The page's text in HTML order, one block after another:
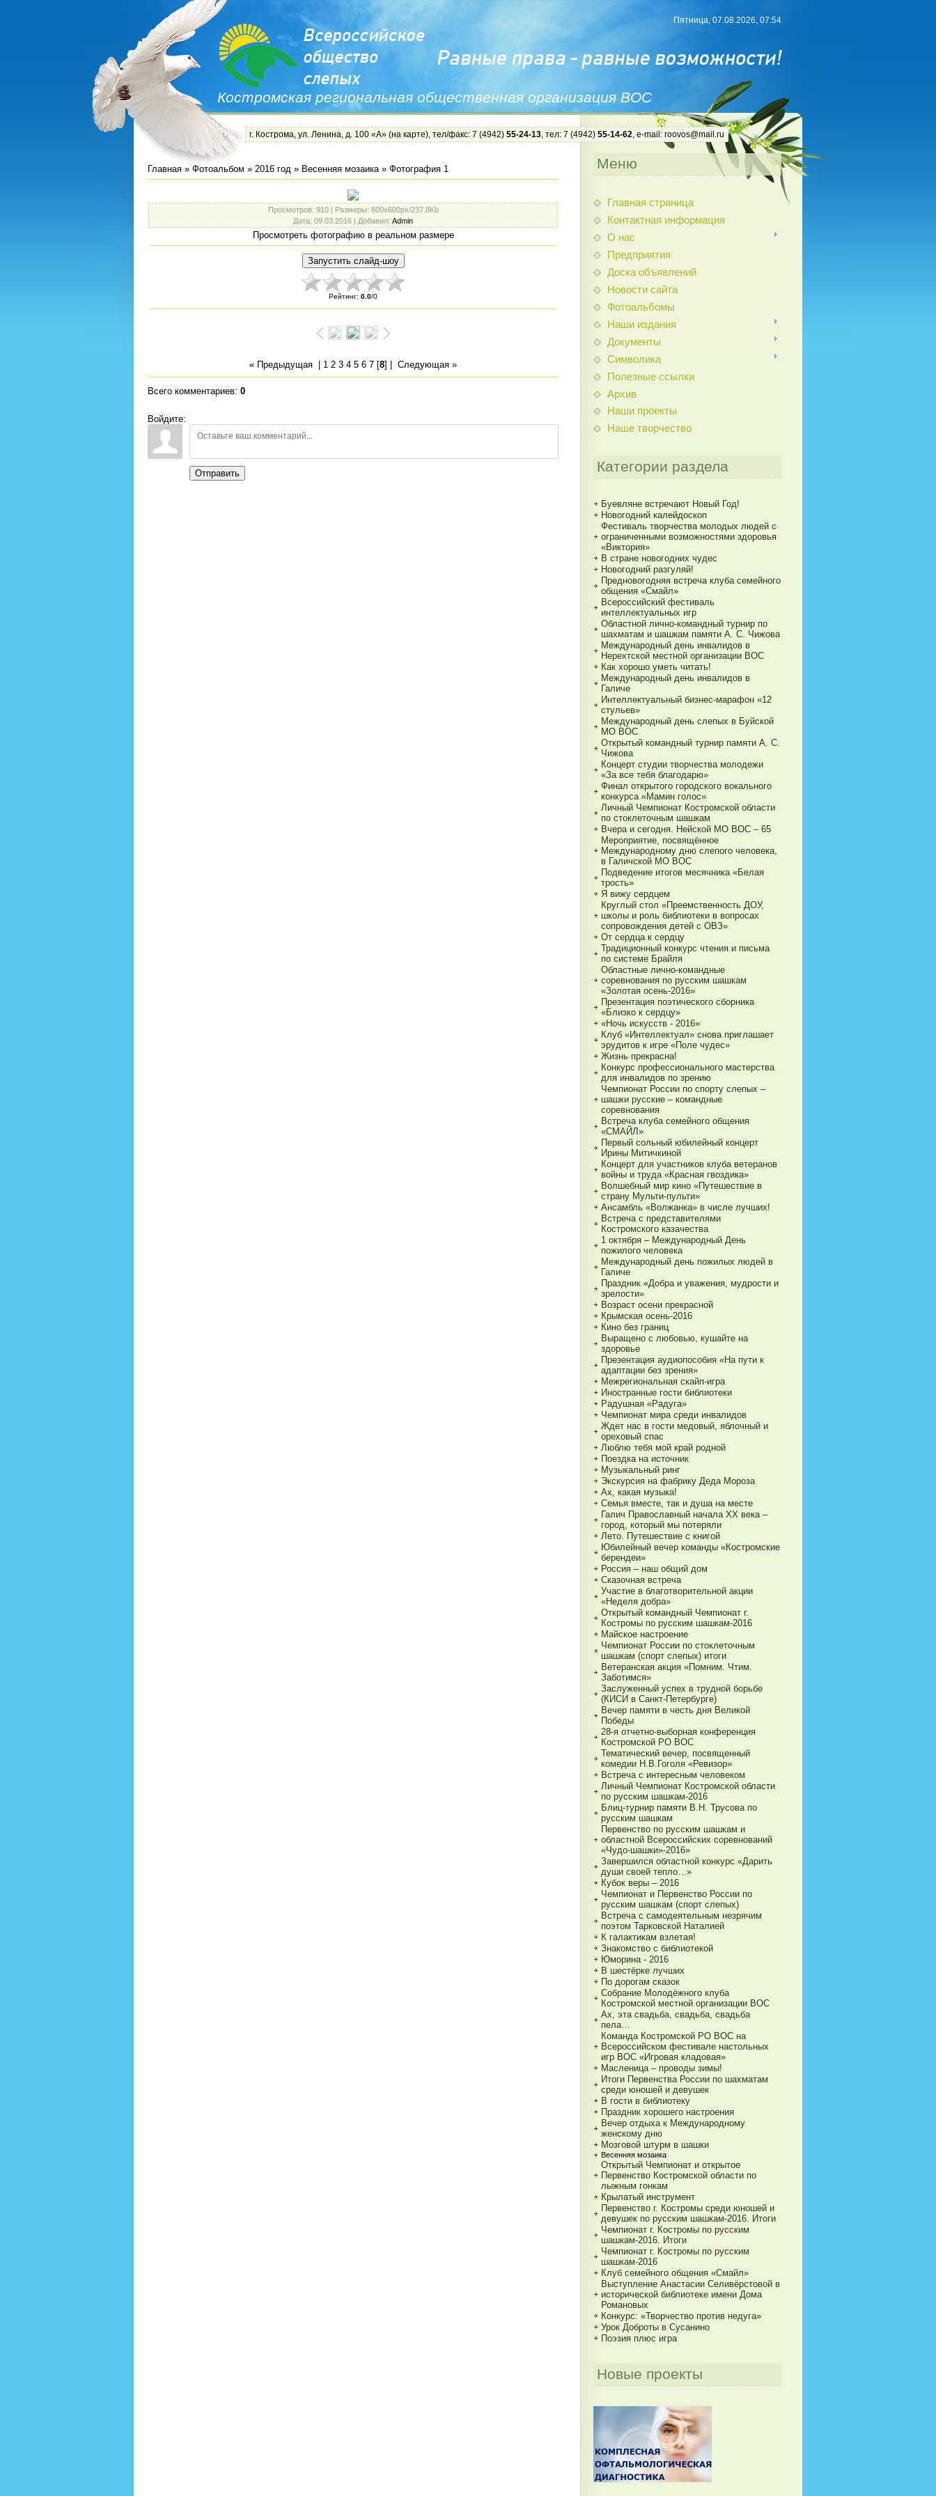
Костромская региональная общественная организация ВОС
Пятница, 07.08.2026, 07:54
г. Кострома, ул. Ленина, д. 100 «А» (на карте), тел/факс: 7 (4942) 55-24-13, тел: 7 (4942) 55-14-62, e-mail: roovos@mail.ru
Главная » Фотоальбом » 2016 год » Весенняя мозаика» Фотография 1
Просмотров: 910 | Размеры: 800x600px/237.8Kb
Дата: 09.03.2016 | Добавил: Admin
Просмотреть фотографию в реальном размере
Рейтинг: 0.0/0
« Предыдущая 1 2 3 4 5 6 7 [8] | Следующая »
Всего комментариев: 0
Войдите:
Отправить
Меню
Главная страница
Контактная информация
О нас
Предприятия
Доска объявлений
Новости сайта
Фотоальбомы
Наши издания
Документы
Символика
Полезные ссылки
Архив
Наши проекты
Наше творчество
Категории раздела
Буевляне встречают Новый Год!
Новогодний калейдоскоп
Фестиваль творчества молодых людей с
ограниченными возможностями здоровья
«Виктория»
В стране новогодних чудес
Новогодний разгуляй!
Предновогодняя встреча клуба семейного
общения «Смайл»
Всероссийский фестиваль
интеллектуальных игр
Областной лично-командный турнир по
шахматам и шашкам памяти А. С. Чижова
Международный день инвалидов в
Нерехтской местной организации ВОС
Как хорошо уметь читать!
Международный день инвалидов в
Галиче
Интеллектуальный бизнес-марафон «12
стульев»
Международный день слепых в Буйской
МО ВОС
Открытый командный турнир памяти А. С.
Чижова
Концерт студии творчества молодежи
«За все тебя благодарю»
Финал открытого городского вокального
конкурса «Мамин голос»
Личный Чемпионат Костромской области
по стоклеточным шашкам
Вчера и сегодня. Нейской МО ВОС – 65
Мероприятие, посвящённое
Международному дню слепого человека,
в Галичской МО ВОС
Подведение итогов месячника «Белая
трость»
Я вижу сердцем
Круглый стол «Преемственность ДОУ,
школы и роль библиотеки в вопросах
сопровождения детей с ОВЗ»
От сердца к сердцу
Традиционный конкурс чтения и письма
по системе Брайля
Областные лично-командные
соревнования по русским шашкам
«Золотая осень-2016»
Презентация поэтического сборника
«Близко к сердцу»
«Ночь искусств - 2016»
Клуб «Интеллектуал» снова приглашает
эрудитов к игре «Поле чудес»
Жизнь прекрасна!
Конкурс профессионального мастерства
для инвалидов по зрению
Чемпионат России по спорту слепых –
шашки русские – командные
соревнования
Встреча клуба семейного общения
«СМАЙЛ»
Первый сольный юбилейный концерт
Ирины Митичкиной
Концерт для участников клуба ветеранов
войны и труда «Красная гвоздика»
Волшебный мир кино «Путешествие в
страну Мульти-пульти»
Ансамбль «Волжанка» в числе лучших!
Встреча с представителями
Костромского казачества
1 октября – Международный День
пожилого человека
Международный день пожилых людей в
Галиче
Праздник «Добра и уважения, мудрости и
зрелости»
Возраст осени прекрасной
Крымская осень-2016
Кино без границ
Выращено с любовью, кушайте на
здоровье
Презентация аудиопособия «На пути к
адаптации без зрения»
Межрегиональная скайп-игра
Иностранные гости библиотеки
Радушная «Радуга»
Чемпионат мира среди инвалидов
Ждет нас в гости медовый, яблочный и
ореховый спас
Люблю тебя мой край родной
Поездка на источник
Музыкальный ринг
Экскурсия на фабрику Деда Мороза
Ах, какая музыка!
Семья вместе, так и душа на месте
Галич Православный начала ХХ века –
город, который мы потеряли
Лето. Путешествие с книгой
Юбилейный вечер команды «Костромские
берендеи»
Россия – наш общий дом
Сказочная встреча
Участие в благотворительной акции
«Неделя добра»
Открытый командный Чемпионат г.
Костромы по русским шашкам-2016
Майское настроение
Чемпионат России по стоклеточным
шашкам (спорт слепых) итоги
Ветеранская акция «Помним. Чтим.
Заботимся»
Заслуженный успех в трудной борьбе
(КИСИ в Санкт-Петербурге)
Вечер памяти в честь дня Великой
Победы
28-я отчетно-выборная конференция
Костромской РО ВОС
Тематический вечер, посвященный
комедии Н.В.Гоголя «Ревизор»
Встреча с интересным человеком
Личный Чемпионат Костромской области
по русским шашкам-2016
Блиц-турнир памяти В.Н. Трусова по
русским шашкам
Первенство по русским шашкам и
областной Всероссийских соревнований
«Чудо-шашки»-2016»
Завершился областной конкурс «Дарить
души своей тепло…»
Кубок веры – 2016
Чемпионат и Первенство России по
русским шашкам (спорт слепых)
Встреча с самодеятельным незрячим
поэтом Тарковской Наталией
К галактикам взлетая!
Знакомство с библиотекой
Юморина - 2016
В шестёрке лучших
По дорогам сказок
Собрание Молодёжного клуба
Костромской местной организации ВОС
Ах, эта свадьба, свадьба, свадьба
пела…
Команда Костромской РО ВОС на
Всероссийском фестивале настольных
игр ВОС «Игровая кладовая»
Масленица – проводы зимы!
Итоги Первенства России по шахматам
среди юношей и девушек
В гости в библиотеку
Праздник хорошего настроения
Вечер отдыха к Международному
женскому дню
Мозговой штурм в шашки
Весенняя мозаика
Открытый Чемпионат и открытое
Первенство Костромской области по
лыжным гонкам
Крылатый инструмент
Первенство г. Костромы среди юношей и
девушек по русским шашкам-2016. Итоги
Чемпионат г. Костромы по русским
шашкам-2016. Итоги
Чемпионат г. Костромы по русским
шашкам-2016
Клуб семейного общения «Смайл»
Выступление Анастасии Селивёрстовой в
исторической библиотеке имени Дома
Романовых
Конкурс: «Творчество против недуга»
Урок Доброты в Сусанино
Поэзия плюс игра
Новые проекты